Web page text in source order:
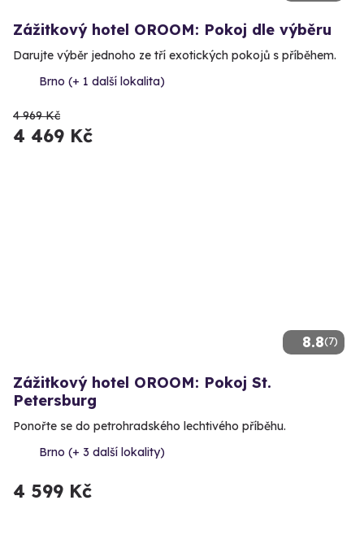
Zážitkový hotel OROOM: Pokoj dle výběru
Darujte výběr jednoho ze tří exotických pokojů s příběhem.
Brno (+ 1 další lokalita)
4 969 Kč
4 469 Kč
8.8(7)
Zážitkový hotel OROOM: Pokoj St.
Petersburg
Ponořte se do petrohradského lechtivého příběhu.
Brno (+ 3 další lokality)
4 599 Kč